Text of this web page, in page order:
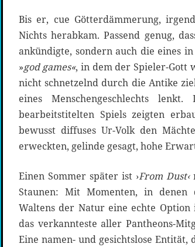
Bis er, cue Götterdämmerung,
Nichts herabkam. Passend genug,
ankündigte, sondern auch die eines
»god games«, in dem der Spieler-Gott
nicht schnetzelnd durch die Antike
eines Menschengeschlechts
bearbeitstitelten Spiels zeigten
bewusst diffuses Ur-Volk den
erweckten, gelinde gesagt, hohe
Einen Sommer später ist ›From Dust‹
Staunen: Mit Momenten, in denen
Waltens der Natur eine echte
das verkannteste aller Pantheons-
Eine namen- und gesichtslose